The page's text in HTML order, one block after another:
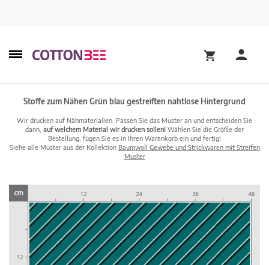
Stoffe zum Nähen Grün blau gestreiften nahtlose Hintergrund
Wir drucken auf Nähmaterialien. Passen Sie das Muster an und entscheiden Sie
dann, auf welchem Material wir drucken sollen! Wählen Sie die Größe der
Bestellung, fügen Sie es in Ihren Warenkorb ein und fertig!
Siehe alle Muster aus der Kollektion Baumwoll Gewebe und Strickwaren mit Streifen
Muster